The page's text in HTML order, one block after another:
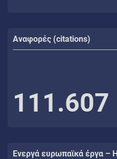
Αναφορές (citations)
111.607
Ενεργά ευρωπαϊκά έργα –